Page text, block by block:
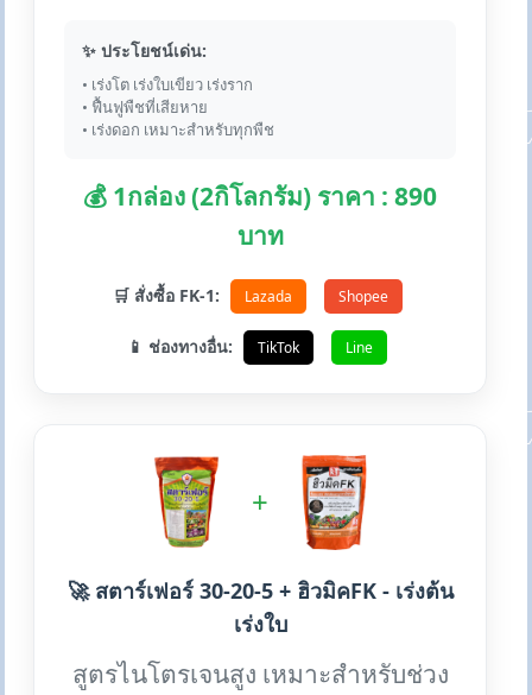
✨ ประโยชน์เด่น:
• เร่งโต เร่งใบเขียว เร่งราก
• ฟื้นฟูพืชที่เสียหาย
• เร่งดอก เหมาะสำหรับทุกพืช
💰 1กล่อง (2กิโลกรัม) ราคา : 890
บาท
🛒 สั่งซื้อ FK-1: Lazada Shopee
📱 ช่องทางอื่น: TikTok Line
+
🚀 สตาร์เฟอร์ 30-20-5 + ฮิวมิคFK - เร่งต้น
เร่งใบ
สูตรไนโตรเจนสูง เหมาะสำหรับช่วง